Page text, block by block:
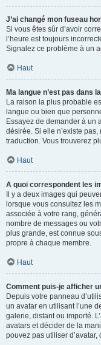
J’ai changé mon fuseau
Si vous êtes sûr d’avoir
l’heure est toujours
Signalez ce problème à un
Haut
Ma langue n’est pas dans
La raison la plus probable
langue ou bien que
Essayez de demander à un
désirée. Si elle n’existe
traduction. Vous trouverez
Haut
A quoi correspondent les
Il y a deux images qui
lorsque vous consultez les
associée à votre rang,
nombre de messages ou
plus grande, est connue
propre à chaque membre.
Haut
Comment puis-je afficher
Depuis votre panneau
un avatar en utilisant l’une
galerie, distant ou importé.
avatars et décider de la
pouvez pas utiliser